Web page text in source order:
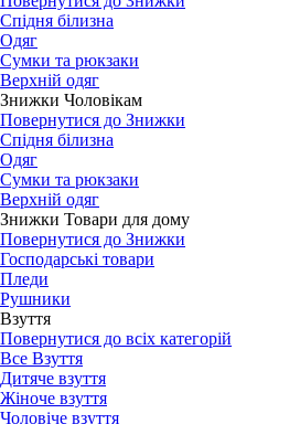
Спідня білизна
Одяг
Сумки та рюкзаки
Верхній одяг
Знижки Чоловікам
Повернутися до Знижки
Спідня білизна
Одяг
Сумки та рюкзаки
Верхній одяг
Знижки Товари для дому
Повернутися до Знижки
Господарські товари
Пледи
Рушники
Взуття
Повернутися до всіх категорій
Все Взуття
Дитяче взуття
Жіноче взуття
Чоловіче взуття